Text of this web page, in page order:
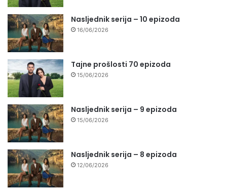
Nasljednik serija – 10 epizoda
16/06/2026
Tajne prošlosti 70 epizoda
15/06/2026
Nasljednik serija – 9 epizoda
15/06/2026
Nasljednik serija – 8 epizoda
12/06/2026